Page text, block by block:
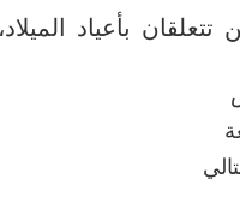
بأعياد